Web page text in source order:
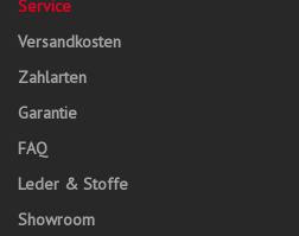
Service
Versandkosten
Zahlarten
Garantie
FAQ
Leder & Stoffe
Showroom